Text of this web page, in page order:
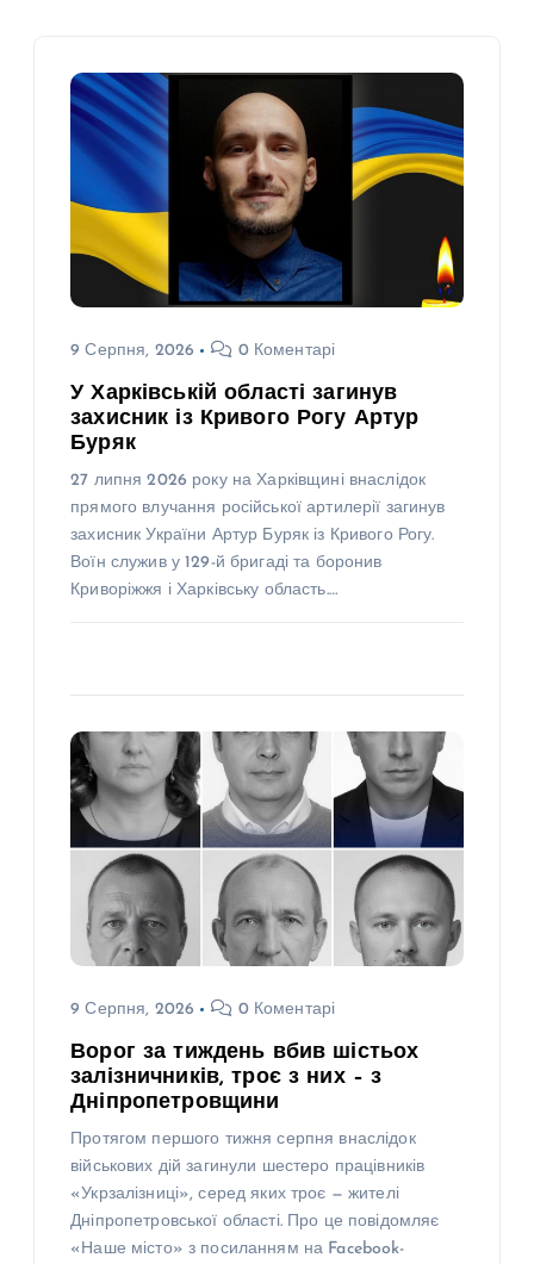
9 Серпня, 2026 0 Коментарі
У Харківській області загинув
захисник із Кривого Рогу Артур
Буряк
27 липня 2026 року на Харківщині внаслідок
прямого влучання російської артилерії загинув
захисник України Артур Буряк із Кривого Рогу.
Воїн служив у 129-й бригаді та боронив
Криворіжжя і Харківську область.…
9 Серпня, 2026 0 Коментарі
Ворог за тиждень вбив шістьох
залізничників, троє з них – з
Дніпропетровщини
Протягом першого тижня серпня внаслідок
військових дій загинули шестеро працівників
«Укрзалізниці», серед яких троє — жителі
Дніпропетровської області. Про це повідомляє
«Наше місто» з посиланням на Facebook-